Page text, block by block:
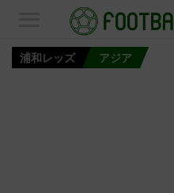
浦和レッズ アジア